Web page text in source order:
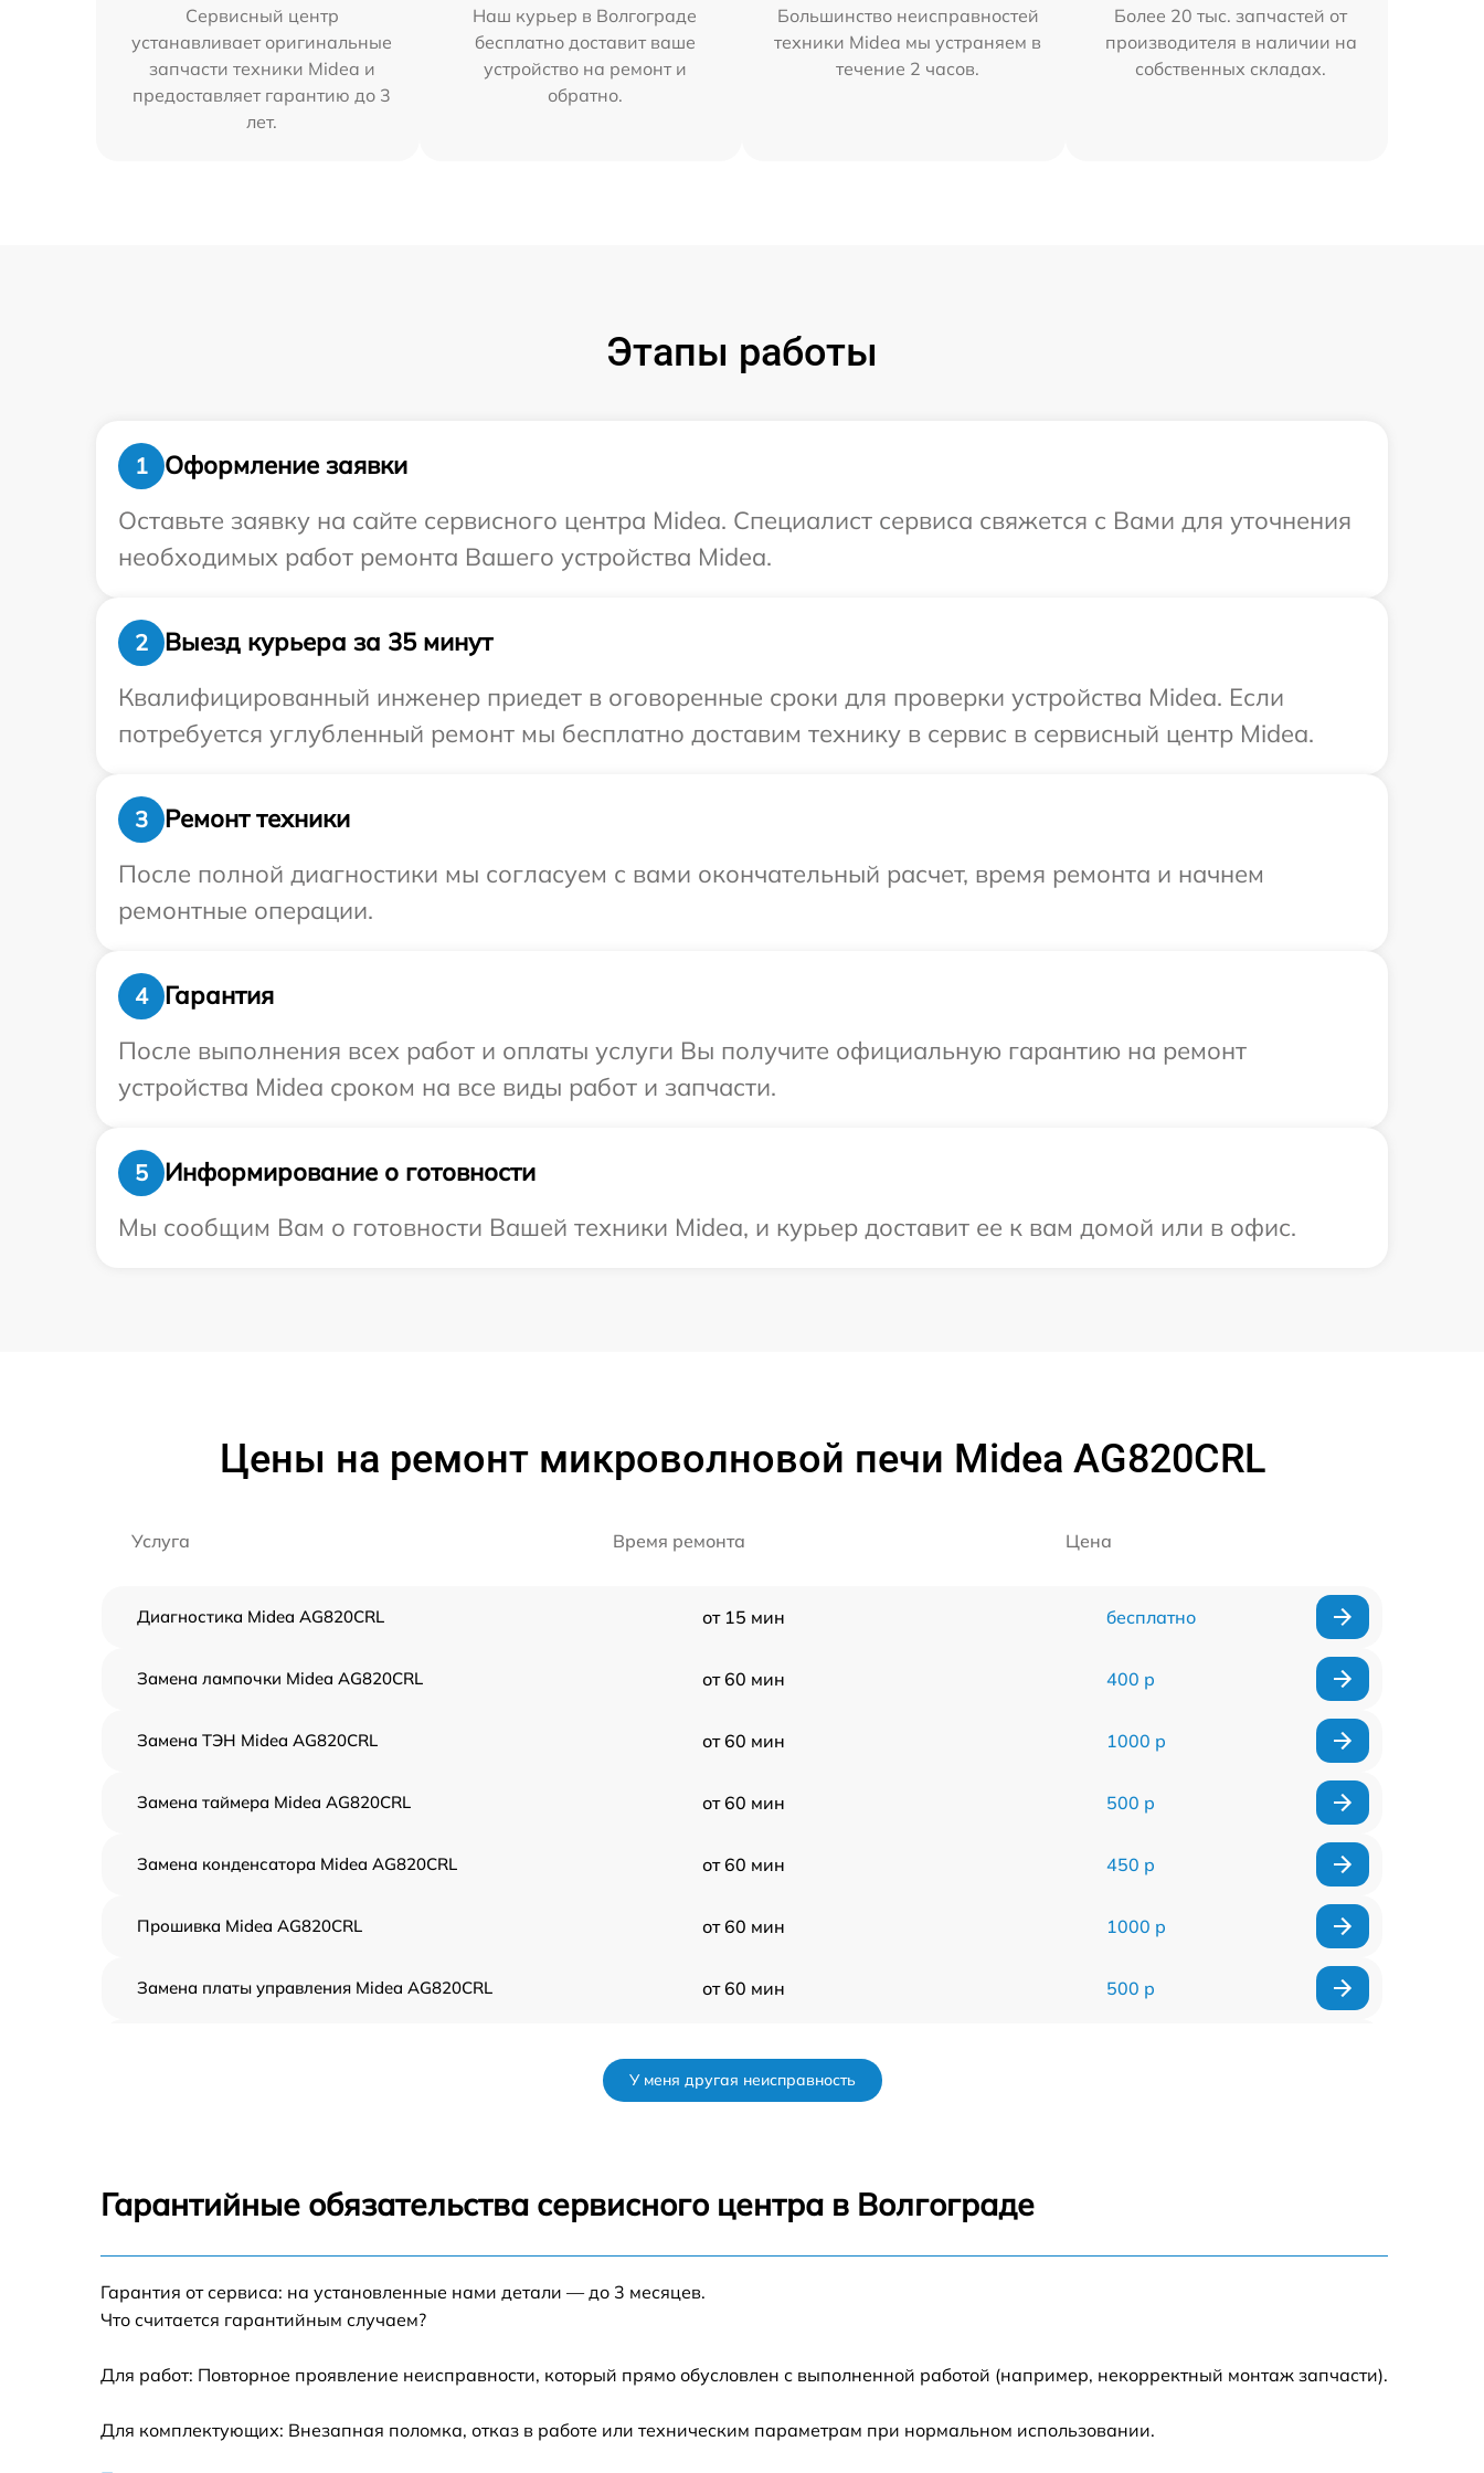
Сервисный центр
устанавливает оригинальные
запчасти техники Midea и
предоставляет гарантию до 3
лет.
Наш курьер в Волгограде
бесплатно доставит ваше
устройство на ремонт и
обратно.
Большинство неисправностей
техники Midea мы устраняем в
течение 2 часов.
Более 20 тыс. запчастей от
производителя в наличии на
собственных складах.
Этапы работы
1
Оформление заявки
Оставьте заявку на сайте сервисного центра Midea. Специалист сервиса свяжется с Вами для уточнения
необходимых работ ремонта Вашего устройства Midea.
2
Выезд курьера за 35 минут
Квалифицированный инженер приедет в оговоренные сроки для проверки устройства Midea. Если
потребуется углубленный ремонт мы бесплатно доставим технику в сервис в сервисный центр Midea.
3
Ремонт техники
После полной диагностики мы согласуем с вами окончательный расчет, время ремонта и начнем
ремонтные операции.
4
Гарантия
После выполнения всех работ и оплаты услуги Вы получите официальную гарантию на ремонт
устройства Midea сроком на все виды работ и запчасти.
5
Информирование о готовности
Мы сообщим Вам о готовности Вашей техники Midea, и курьер доставит ее к вам домой или в офис.
Цены на ремонт микроволновой печи Midea AG820CRL
Услуга Время ремонта Цена
Диагностика Midea AG820CRL от 15 мин бесплатно
Замена лампочки Midea AG820CRL от 60 мин 400 р
Замена ТЭН Midea AG820CRL от 60 мин 1000 р
Замена таймера Midea AG820CRL от 60 мин 500 р
Замена конденсатора Midea AG820CRL от 60 мин 450 р
Прошивка Midea AG820CRL от 60 мин 1000 р
Замена платы управления Midea AG820CRL от 60 мин 500 р
Ремонт волновода Midea AG820CRL от 60 мин
AG820CRL
Замена блока управления Midea AG820CRL
У меня другая неисправность
Гарантийные обязательства сервисного центра в Волгограде
Гарантия от сервиса: на установленные нами детали — до 3 месяцев.
Что считается гарантийным случаем?
Для работ: Повторное проявление неисправности, который прямо обусловлен с выполненной работой (например, некорректный монтаж запчасти).
Для комплектующих: Внезапная поломка, отказ в работе или техническим параметрам при нормальном использовании.